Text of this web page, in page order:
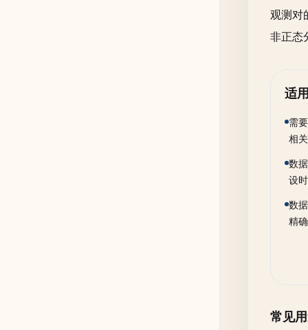
观测对
非正态
适
需
相
数
设
数
精
常见